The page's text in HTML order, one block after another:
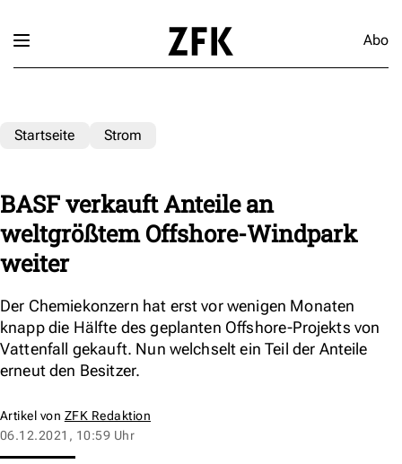
Abo
Startseite Strom
BASF verkauft Anteile an
weltgrößtem Offshore-Windpark
weiter
Der Chemiekonzern hat erst vor wenigen Monaten
knapp die Hälfte des geplanten Offshore-Projekts von
Vattenfall gekauft. Nun welchselt ein Teil der Anteile
erneut den Besitzer.
Artikel von ZFK Redaktion
06.12.2021, 10:59 Uhr